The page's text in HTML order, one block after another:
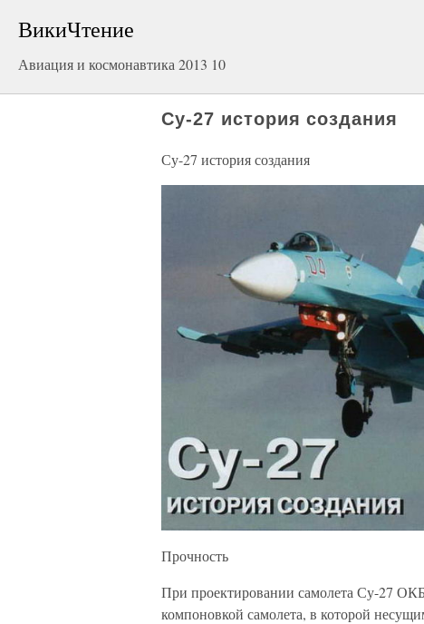
ВикиЧтение
Авиация и космонавтика 2013 10
Су-27 история создания
Су-27 история создания
Прочность
При проектировании самолета Су-27
компоновкой самолета, в которой